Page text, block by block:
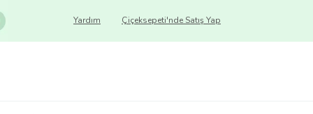
Çiçeksepeti'nde Satış Yap
Yardım